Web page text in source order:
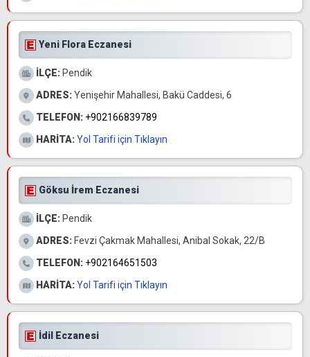
Yeni Flora Eczanesi
İLÇE: Pendik
ADRES:Yenişehir Mahallesi, Bakü Caddesi, 6
TELEFON: +902166839789
HARİTA:Yol Tarifi için Tıklayın
Göksu İrem Eczanesi
İLÇE: Pendik
ADRES: Fevzi Çakmak Mahallesi, Anibal Sokak, 22/B
TELEFON: +902164651503
HARİTA:Yol Tarifi için Tıklayın
İdil Eczanesi